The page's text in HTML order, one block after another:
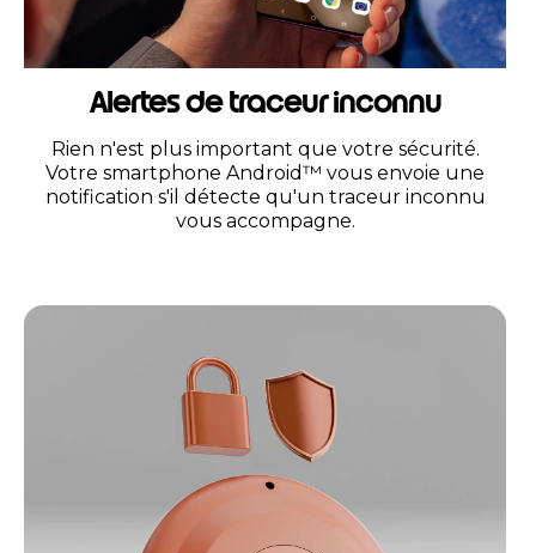
Alertes de traceur inconnu
Rien n'est plus important que votre sécurité.
Votre smartphone Android™ vous envoie une
notification s'il détecte qu'un traceur inconnu
vous accompagne.